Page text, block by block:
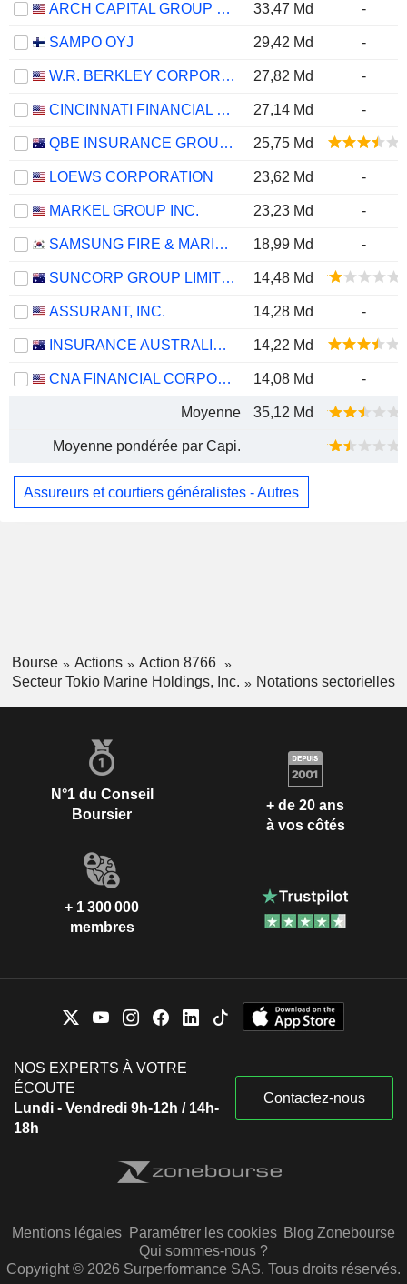
ARCH CAPITAL GROUP LTD. 33,47 Md -
SAMPO OYJ 29,42 Md -
W.R. BERKLEY CORPORATION 27,82 Md -
CINCINNATI FINANCIAL CORPORATION 27,14 Md -
QBE INSURANCE GROUP LIMITED 25,75 Md
LOEWS CORPORATION 23,62 Md -
MARKEL GROUP INC. 23,23 Md -
SAMSUNG FIRE & MARINE INSURANCE CO., LTD. 18,99 Md -
SUNCORP GROUP LIMITED 14,48 Md
ASSURANT, INC. 14,28 Md -
INSURANCE AUSTRALIA GROUP LIMITED 14,22 Md
CNA FINANCIAL CORPORATION 14,08 Md -
Moyenne 35,12 Md
Moyenne pondérée par Capi.
Assureurs et courtiers généralistes - Autres
Bourse Actions
Action 8766
Secteur Tokio Marine Holdings, Inc.
Notations sectorielles
N°1 du Conseil
Boursier
+ de 20 ans
à vos côtés
+ 1 300 000
membres
NOS EXPERTS À VOTRE
ÉCOUTE
Lundi - Vendredi 9h-12h / 14h-
18h
Contactez-nous
Mentions légales Paramétrer les cookies Blog Zonebourse
Qui sommes-nous ?
Copyright © 2026 Surperformance SAS. Tous droits réservés.